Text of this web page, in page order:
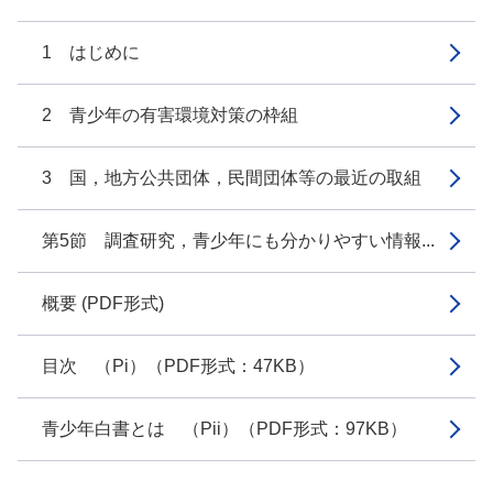
1 はじめに
2 青少年の有害環境対策の枠組
3 国，地方公共団体，民間団体等の最近の取組
第5節 調査研究，青少年にも分かりやすい情報...
概要 (PDF形式)
目次 （Pi）（PDF形式：47KB）
青少年白書とは （Pii）（PDF形式：97KB）